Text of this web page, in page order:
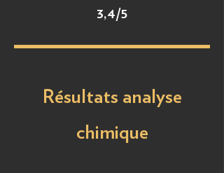
3,4/5
Résultats analyse
chimique